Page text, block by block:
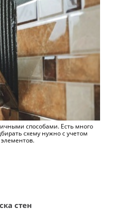
способами. Есть много
схему нужно с учетом
стен